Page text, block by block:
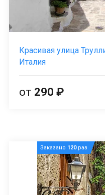
Красивая улица
Италия
от 290 ₽
Заказано 120раз